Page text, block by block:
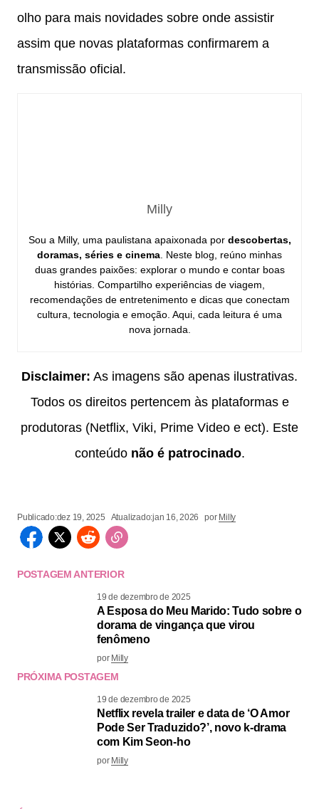
olho para mais novidades sobre onde assistir
assim que novas plataformas confirmarem a
transmissão oficial.
Milly
Sou a Milly, uma paulistana apaixonada por descobertas,
doramas, séries e cinema . Neste blog, reúno minhas
duas grandes paixões: explorar o mundo e contar boas
histórias. Compartilho experiências de viagem,
recomendações de entretenimento e dicas que conectam
cultura, tecnologia e emoção. Aqui, cada leitura é uma
nova jornada.
Disclaimer: As imagens são apenas ilustrativas.
Todos os direitos pertencem às plataformas e
produtoras (Netflix, Viki, Prime Video e ect). Este
conteúdo não é patrocinado.
Publicado:dez 19, 2025 Atualizado:jan 16, 2026 por Milly
POSTAGEM ANTERIOR
19 de dezembro de 2025
A Esposa do Meu Marido: Tudo sobre o
dorama de vingança que virou
fenômeno
por Milly
PRÓXIMA POSTAGEM
19 de dezembro de 2025
Netflix revela trailer e data de ‘O Amor
Pode Ser Traduzido?’, novo k-drama
com Kim Seon-ho
por Milly